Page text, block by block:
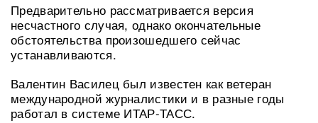
Предварительно рассматривается версия
несчастного случая, однако окончательные
обстоятельства произошедшего сейчас
устанавливаются.
Валентин Василец был известен как ветеран
международной журналистики и в разные годы
работал в системе ИТАР-ТАСС.